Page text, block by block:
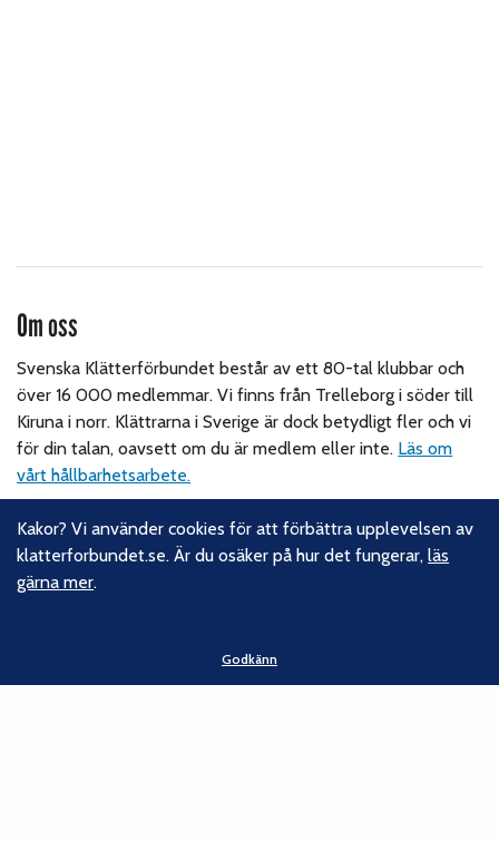
Om oss
Svenska Klätterförbundet består av ett 80-tal klubbar och
över 16 000 medlemmar. Vi finns från Trelleborg i söder till
Kiruna i norr. Klättrarna i Sverige är dock betydligt fler och vi
för din talan, oavsett om du är medlem eller inte. Läs om
vårt hållbarhetsarbete.
Följ oss
Facebook
Kakor? Vi använder cookies för att förbättra upplevelsen av
klatterforbundet.se. Är du osäker på hur det fungerar,läs
gärna mer.
Godkänn